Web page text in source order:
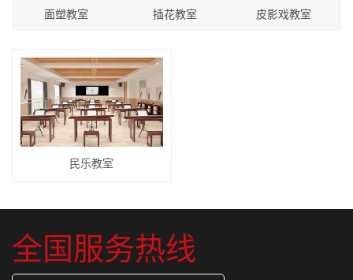
面塑教室 插花教室 皮影戏教室
民乐教室
全国服务热线